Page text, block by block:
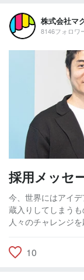
株式会社マ
8146フォロワ
採用メッセ
今、世界にはアイ
蔵入りしてしまう
人々のチャレンジ
10